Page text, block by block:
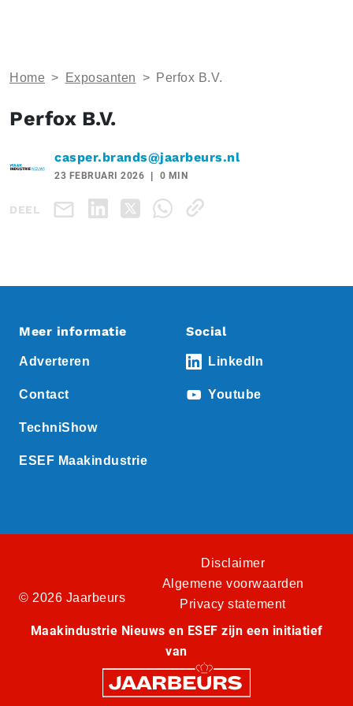
Home > Exposanten > Perfox B.V.
Perfox B.V.
casper.brands@jaarbeurs.nl
23 FEBRUARI 2026 0 MIN
DEEL
Meer informatie
Adverteren
Contact
TechniShow
ESEF Maakindustrie
Social
LinkedIn
Youtube
© 2026 Jaarbeurs
Disclaimer
Algemene voorwaarden
Privacy statement
Maakindustrie Nieuws en ESEF zijn een initiatief
van